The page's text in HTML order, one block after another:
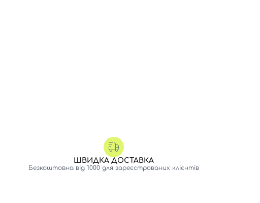
ШВИДКА ДОСТАВКА
Безкоштовна від 1000 для зареєстрованих клієнтів